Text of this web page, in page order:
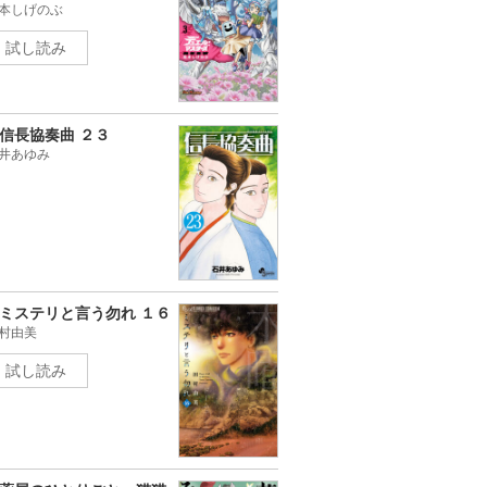
しげのぶ
試し読み
信長協奏曲 ２３
あゆみ
ミステリと言う勿れ １６
由美
試し読み